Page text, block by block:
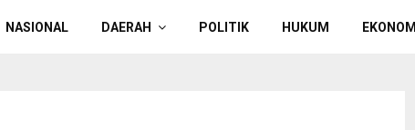
NASIONAL DAERAH POLITIK HUKUM EKONOMI